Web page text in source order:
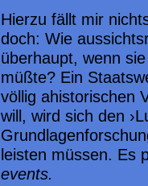
Hierzu fällt mir
doch: Wie
überhaupt, wenn
müßte? Ein
völlig ahistorischen
will, wird sich den
leisten müssen. Es
events.